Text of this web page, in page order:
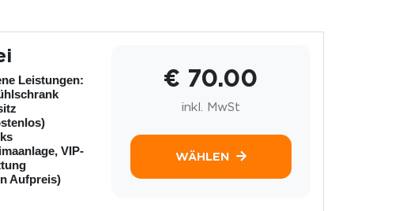
Leistungen:
VIP-
Aufpreis)
€ 70.00
inkl. MwSt
WÄHLEN